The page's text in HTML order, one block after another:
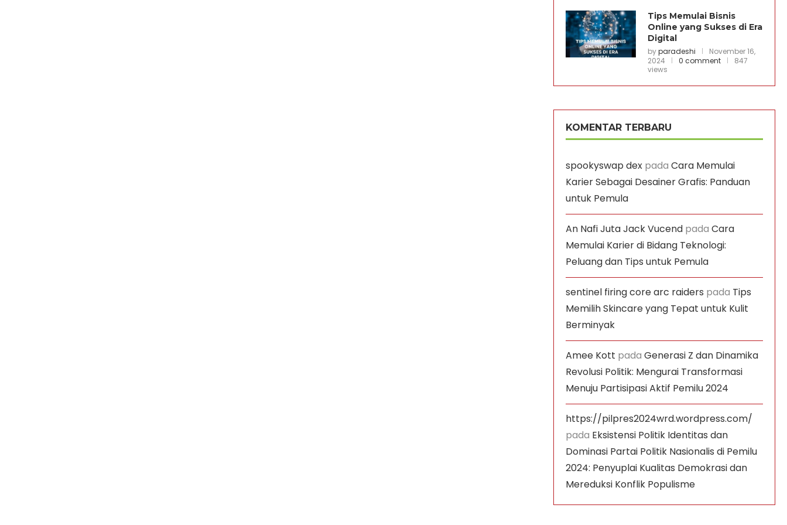
Tips Memulai Bisnis
Online yang Sukses di Era
Digital
byparadeshi
November 16,
2024
0 comment
847
views
KOMENTAR TERBARU
spookyswap dex padaCara Memulai
Karier Sebagai Desainer Grafis: Panduan
untuk Pemula
An Nafi Juta Jack Vucend padaCara
Memulai Karier di Bidang Teknologi:
Peluang dan Tips untuk Pemula
sentinel firing core arc raiders pada Tips
Memilih Skincare yang Tepat untuk Kulit
Berminyak
Amee Kott padaGenerasi Z dan Dinamika
Revolusi Politik: Mengurai Transformasi
Menuju Partisipasi Aktif Pemilu 2024
https://pilpres2024wrd.wordpress.com/
pada Eksistensi Politik Identitas dan
Dominasi Partai Politik Nasionalis di Pemilu
2024: Penyuplai Kualitas Demokrasi dan
Mereduksi Konflik Populisme